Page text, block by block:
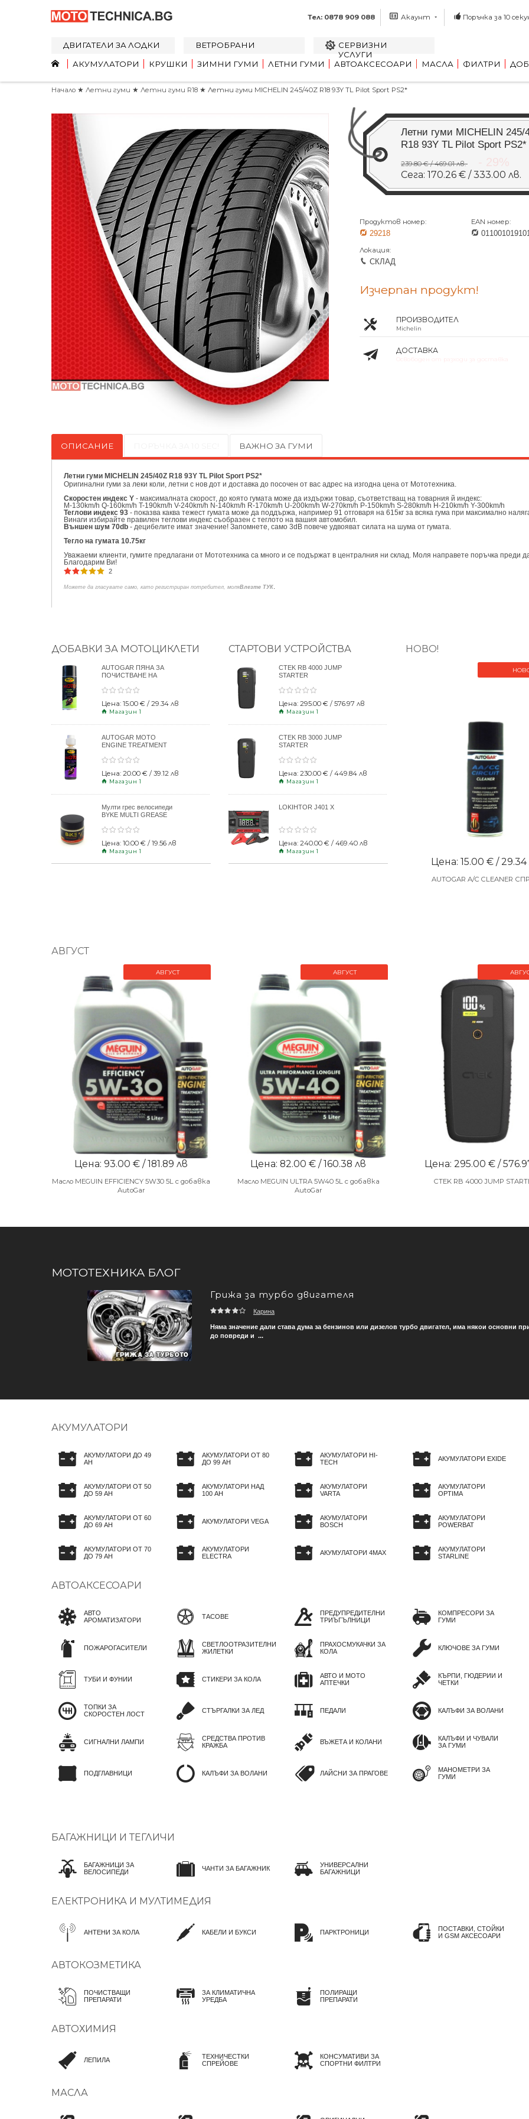
Тел: 0878 909 088 Акаунт Поръчка за 10
ДВИГАТЕЛИ ЗА ЛОДКИ ВЕТРОБРАНИ
СЕРВИЗНИ
УСЛУГИ
АКУМУЛАТОРИ
КРУШКИ ЗИМНИ ГУМИ ЛЕТНИ ГУМИ АВТОАКСЕСОАРИ МАСЛА ФИЛТРИ
Начало ★ Летни гуми ★ Летни гуми R18 ★ Летни гуми MICHELIN 245/40Z R18 93Y TL Pilot Sport PS2*
Летни гуми MICHELIN 245/
R18 93Y TL Pilot Sport PS2*
239.80 € / 469.01 лв.
Сега: 170.26 € / 333.00 лв.
Продуктов номер:
29218
EAN номер:
Локация:
СКЛАД
Изчерпан продукт!
ПРОИЗВОДИТЕЛ
Michelin
ДОСТАВКА
ОПИСАНИЕ ВАЖНО ЗА ГУМИ
Летни гуми MICHELIN 245/40Z R18 93Y TL Pilot Sport PS2*
Оригинални гуми за леки коли, летни с нов дот и доставка до посочен от вас адрес на изгодна цена от Мототехника.
Скоростен индекс Y - максималната скорост, до която гумата може да издържи товар, съответстващ на товарния й индекс:
M-130km/h Q-160km/h T-190km/h V-240km/h N-140km/h R-170km/h U-200km/h W-270km/h P-150km/h S-280km/h H-210km/h Y-300km/h
Теглови индекс 93 - показва каква тежест гумата може да поддържа, например 91 отговаря на 615кг за всяка гума при максимално
Винаги избирайте правилен теглови индекс съобразен с теглото на вашия автомобил.
Външен шум 70db - децибелите имат значение! Запомнете, само 3dB повече удвояват силата на шума от гумата.
Тегло на гумата 10.75кг
Уважаеми клиенти, гумите предлагани от Мототехника са много и се подържат в централния ни склад. Моля направете поръчка преди
Благодарим Ви!
2
Можете да гласувате само, като регистриран потребител, моляВлезте ТУК
ДОБАВКИ ЗА МОТОЦИКЛЕТИ
AUTOGAR ПЯНА ЗА
ПОЧИСТВАНЕ НА
Цена: 15.00 € / 29.34 лв
Магазин 1
AUTOGAR MOTO
ENGINE TREATMENT
Цена: 20.00 € / 39.12 лв
Магазин 1
Мулти грес велосипеди
BYKE MULTI GREASE
Цена: 10.00 € / 19.56 лв
Магазин 1
СТАРТОВИ УСТРОЙСТВА
CTEK RB 4000 JUMP
STARTER
Цена: 295.00 € / 576.97 лв
Магазин 1
CTEK RB 3000 JUMP
STARTER
Цена: 230.00 € / 449.84 лв
Магазин 1
LOKIHTOR J401 X
Цена: 240.00 € / 469.40 лв
Магазин 1
НОВО!
Цена: 15.00 € / 29.34
AUTOGAR A/C CLEANER
АВГУСТ
АВГУСТ
Цена: 93.00 € / 181.89 лв
Масло MEGUIN EFFICIENCY 5W30 5L с добавка
AutoGar
АВГУСТ
Цена: 82.00 € / 160.38 лв
Масло MEGUIN ULTRA 5W40 5L с добавка
AutoGar
Цена: 295.00 € /
CTEK RB 4000 JUMP
МОТОТЕХНИКА БЛОГ
Грижа за турбо двигателя
Карина
Няма значение дали става дума за бензинов или дизелов турбо двигател, има някои основни
до повреди и ...
АКУМУЛАТОРИ
АКУМУЛАТОРИ ДО 49
AH
АКУМУЛАТОРИ ОТ 50
ДО 59 AH
АКУМУЛАТОРИ ОТ 60
ДО 69 AH
АКУМУЛАТОРИ ОТ 70
ДО 79 AH
АКУМУЛАТОРИ ОТ 80
ДО 99 AH
АКУМУЛАТОРИ НАД
100 AH
АКУМУЛАТОРИ VEGA
АКУМУЛАТОРИ
ELECTRA
АКУМУЛАТОРИ HI-
TECH
АКУМУЛАТОРИ
VARTA
АКУМУЛАТОРИ
BOSCH
АКУМУЛАТОРИ 4MAX
АКУМУЛАТОРИ EXIDE
АКУМУЛАТОРИ
OPTIMA
АКУМУЛАТОРИ
POWERBAT
АКУМУЛАТОРИ
STARLINE
АВТОАКСЕСОАРИ
АВТО
АРОМАТИЗАТОРИ
ПОЖАРОГАСИТЕЛИ
ТУБИ И ФУНИИ
ТОПКИ ЗА
СКОРОСТЕН ЛОСТ
СИГНАЛНИ ЛАМПИ
ПОДГЛАВНИЦИ
ТАСОВЕ
СВЕТЛООТРАЗИТЕЛНИ
ЖИЛЕТКИ
СТИКЕРИ ЗА КОЛА
СТЪРГАЛКИ ЗА ЛЕД
СРЕДСТВА ПРОТИВ
КРАЖБА
КАЛЪФИ ЗА ВОЛАНИ
ПРЕДУПРЕДИТЕЛНИ
ТРИЪГЪЛНИЦИ
ПРАХОСМУКАЧКИ ЗА
КОЛА
АВТО И МОТО
АПТЕЧКИ
ПЕДАЛИ
ВЪЖЕТА И КОЛАНИ
ЛАЙСНИ ЗА ПРАГОВЕ
КОМПРЕСОРИ ЗА
ГУМИ
КЛЮЧОВЕ ЗА ГУМИ
КЪРПИ, ГЮДЕРИИ И
ЧЕТКИ
КАЛЪФИ ЗА ВОЛАНИ
КАЛЪФИ И ЧУВАЛИ
ЗА ГУМИ
МАНОМЕТРИ ЗА
ГУМИ
БАГАЖНИЦИ И ТЕГЛИЧИ
БАГАЖНИЦИ ЗА
ВЕЛОСИПЕДИ
ЧАНТИ ЗА БАГАЖНИК
УНИВЕРСАЛНИ
БАГАЖНИЦИ
ЕЛЕКТРОНИКА И МУЛТИМЕДИЯ
АНТЕНИ ЗА КОЛА КАБЕЛИ И БУКСИ ПАРКТРОНИЦИ
ПОСТАВКИ, СТОЙКИ
И GSM АКСЕСОАРИ
АВТОКОЗМЕТИКА
ПОЧИСТВАЩИ
ПРЕПАРАТИ
ЗА КЛИМАТИЧНА
УРЕДБА
ПОЛИРАЩИ
ПРЕПАРАТИ
АВТОХИМИЯ
ЛЕПИЛА
ТЕХНИЧЕСТКИ
СПРЕЙОВЕ
КОНСУМАТИВИ ЗА
СПОРТНИ ФИЛТРИ
МАСЛА